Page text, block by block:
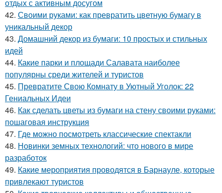
отдых с активным досугом
42. Своими руками: как превратить цветную бумагу в
уникальный декор
43. Домашний декор из бумаги: 10 простых и стильных
идей
44. Какие парки и площади Салавата наиболее
популярны среди жителей и туристов
45. Превратите Свою Комнату в Уютный Уголок: 22
Гениальных Идеи
46. Как сделать цветы из бумаги на стену своими руками:
пошаговая инструкция
47. Где можно посмотреть классические спектакли
48. Новинки земных технологий: что нового в мире
разработок
49. Какие мероприятия проводятся в Барнауле, которые
привлекают туристов